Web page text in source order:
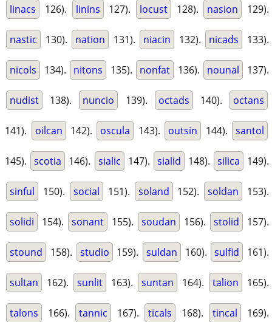
linacs 126). linins 127). locust 128). nasion 129).
nastic 130). nation 131). niacin 132). nicads 133).
nicols 134). nitons 135). nonfat 136). nounal 137).
nudist 138). nuncio 139). octads 140). octans
141). oilcan 142). oscula 143). outsin 144). santol
145). scotia 146). sialic 147). sialid 148). silica 149).
sinful 150). social 151). soland 152). soldan 153).
solidi 154). sonant 155). soudan 156). stolid 157).
stound 158). studio 159). suldan 160). sulfid 161).
sultan 162). sunlit 163). suntan 164). talion 165).
talons 166). tannic 167). ticals 168). tincal 169).